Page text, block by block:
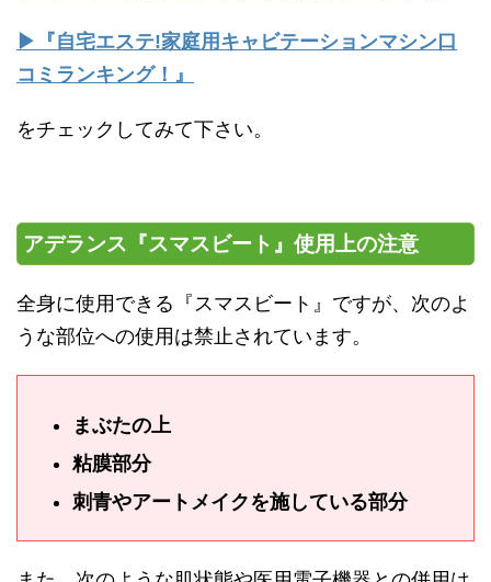
▶『自宅エステ!家庭用キャビテーションマシン口
コミランキング！』
をチェックしてみて下さい。
アデランス『スマスビート』使用上の注意
全身に使用できる『スマスビート』ですが、次のよ
うな部位への使用は禁止されています。
まぶたの上
粘膜部分
刺青やアートメイクを施している部分